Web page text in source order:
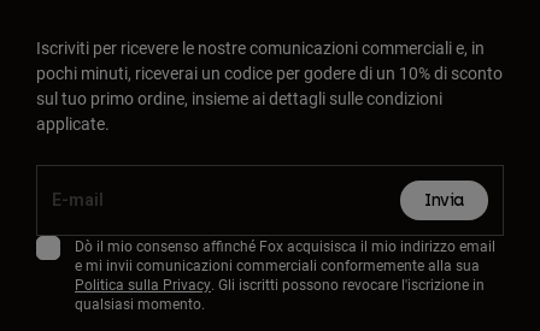
Iscriviti per ricevere le nostre comunicazioni commerciali e, in
pochi minuti, riceverai un codice per godere di un 10% di sconto
sul tuo primo ordine, insieme ai dettagli sulle condizioni
applicate.
Invia
Dò il mio consenso affinché Fox acquisisca il mio indirizzo email
e mi invii comunicazioni commerciali conformemente alla sua
Politica sulla Privacy. Gli iscritti possono revocare l'iscrizione in
qualsiasi momento.